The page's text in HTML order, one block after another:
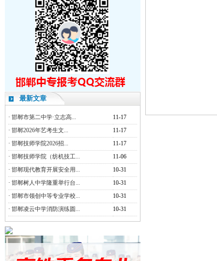
最新文章
· 邯郸市第二中学·立志高...
11-17
· 邯郸2026年艺考生文...
11-17
· 邯郸技师学院2026招...
11-17
· 邯郸技师学院（纺机技工...
11-06
· 邯郸现代教育开展安全用...
10-31
· 邯郸树人中学隆重举行台...
10-31
· 邯郸市领创中等专业学校...
10-31
· 邯郸凌云中学消防演练圆... 10-31